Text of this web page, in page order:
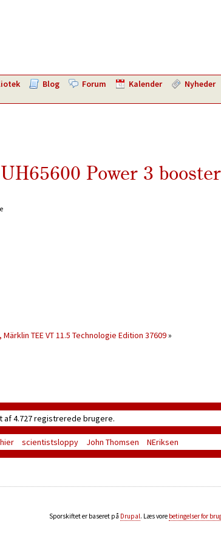
Blog Forum Kalender Nyheder
UH65600 Power 3 booster
TEE VT 11.5 Technologie Edition 37609»
4.727 registrerede brugere.
scientistsloppy John Thomsen NEriksen
Sporskiftet er baseret på Drupal. Læs vore betingelser for